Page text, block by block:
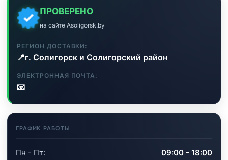
ПРОВЕРЕНО
на сайте Asoligorsk.by
РЕГИОН ДОСТАВКИ:
📍г. Солигорск и Солигорский район
ЭЛЕКТРОННАЯ ПОЧТА:
📧
ГРАФИК РАБОТЫ
Пн - Пт: 09:00 - 18:00